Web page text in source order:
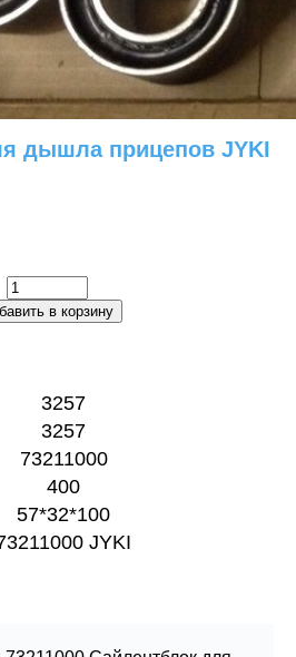
дышла прицепов JYKI
в корзину
3257
3257
73211000
400
57*32*100
JYKI